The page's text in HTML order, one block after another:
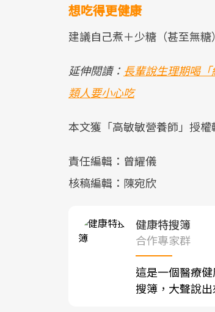
想吃得更健康
建議自己煮＋少糖（甚至無
延伸閱讀： 長輩說生理期喝
類人要小心吃
本文獲「高敏敏營養師」授權
責任編輯：曾耀儀
核稿編輯：陳宛欣
健康特搜簿
合作專家群
這是一個醫療
搜簿，大聲說